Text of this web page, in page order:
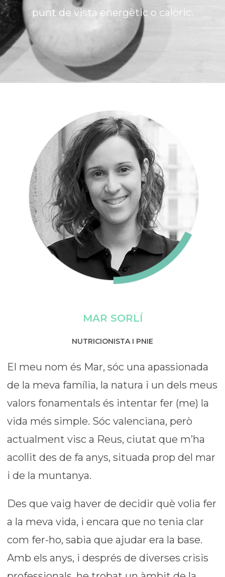
punt de vista energètic o calòric.
MAR SORLÍ
NUTRICIONISTA I PNIE
El meu nom és Mar, sóc una apassionada
de la meva família, la natura i un dels meus
valors fonamentals és intentar fer (me) la
vida més simple. Sóc valenciana, però
actualment visc a Reus, ciutat que m’ha
acollit des de fa anys, situada prop del mar
i de la muntanya.
Des que vaig haver de decidir què volia fer
a la meva vida, i encara que no tenia clar
com fer-ho, sabia que ajudar era la base.
Amb els anys, i després de diverses crisis